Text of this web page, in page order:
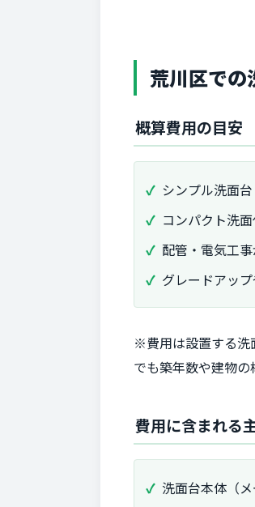
荒川区での
概算費用の目安
シンプル洗面
コンパクト洗
配管・電気工
グレードアッ
※費用は設置する洗
でも築年数や建物の
費用に含まれる
洗面台本体（